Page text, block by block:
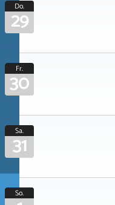
Do.
29
Fr.
30
Sa.
31
So.